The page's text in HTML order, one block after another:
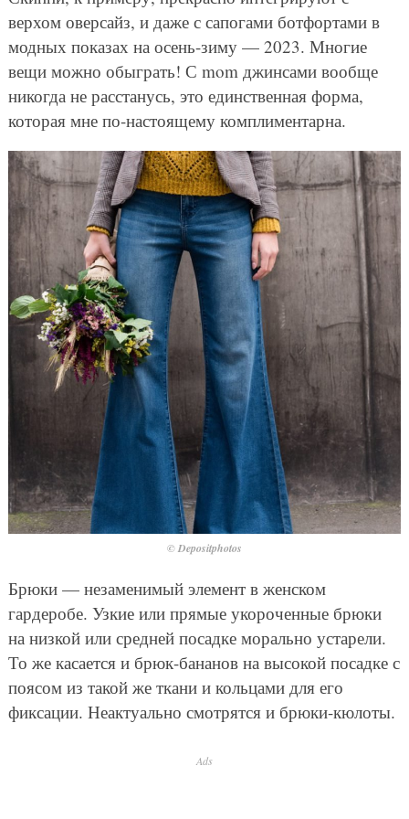
верхом оверсайз, и даже с сапогами ботфортами в
модных показах на осень-зиму — 2023. Многие
вещи можно обыграть! С mom джинсами вообще
никогда не расстанусь, это единственная форма,
которая мне по-настоящему комплиментарна.
© Depositphotos
Брюки — незаменимый элемент в женском
гардеробе. Узкие или прямые укороченные брюки
на низкой или средней посадке морально устарели.
То же касается и брюк-бананов на высокой посадке с
поясом из такой же ткани и кольцами для его
фиксации. Неактуально смотрятся и брюки-кюлоты.
Ads